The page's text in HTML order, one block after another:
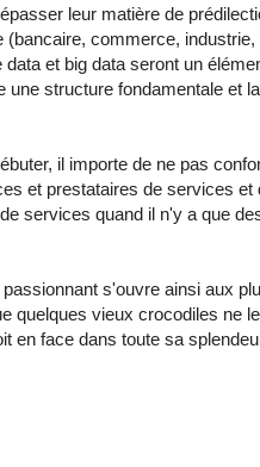
leur matière de
(bancaire, commerce, industrie,
data et big data seront un
une structure fondamentale et
il importe de ne pas
et prestataires de services et
services quand il n'y a que
s'ouvre ainsi aux
quelques vieux crocodiles ne
en face dans toute sa